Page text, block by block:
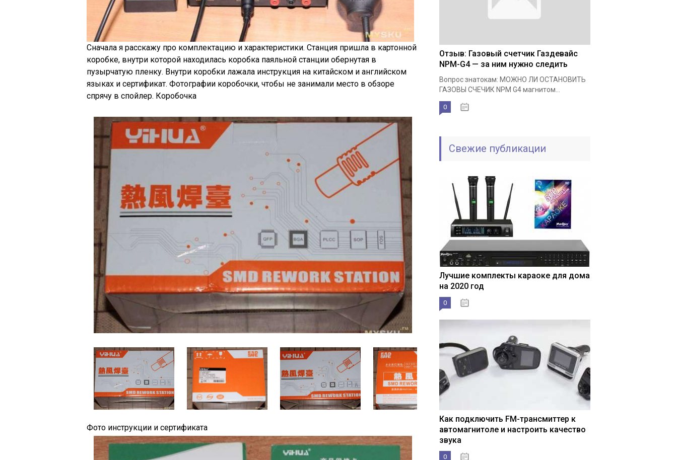
Сначала я расскажу про комплектацию и характеристики. Станция пришла в картонной
коробке, внутри которой находилась коробка паяльной станции обернутая в
пузырчатую пленку. Внутри коробки лажала инструкция на китайском и английском
языках и сертификат. Фотографии коробочки, чтобы не занимали место в обзоре
спрячу в спойлер. Коробочка
Фото инструкции и сертификата
Отзыв: Газовый счетчик Газдевайс
NPM-G4 — за ним нужно следить
Вопрос знатокам: МОЖНО ЛИ ОСТАНОВИТЬ
ГАЗОВЫ СЧЕЧИК NPM G4 магнитом...
0
Свежие публикации
Лучшие комплекты караоке для дома
на 2020 год
0
Как подключить FM-трансмиттер к
автомагнитоле и настроить качество
звука
0